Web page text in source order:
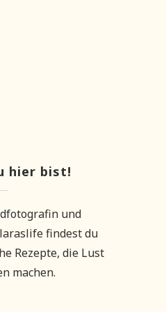
hier bist!
und
findest du
Rezepte, die Lust
machen.